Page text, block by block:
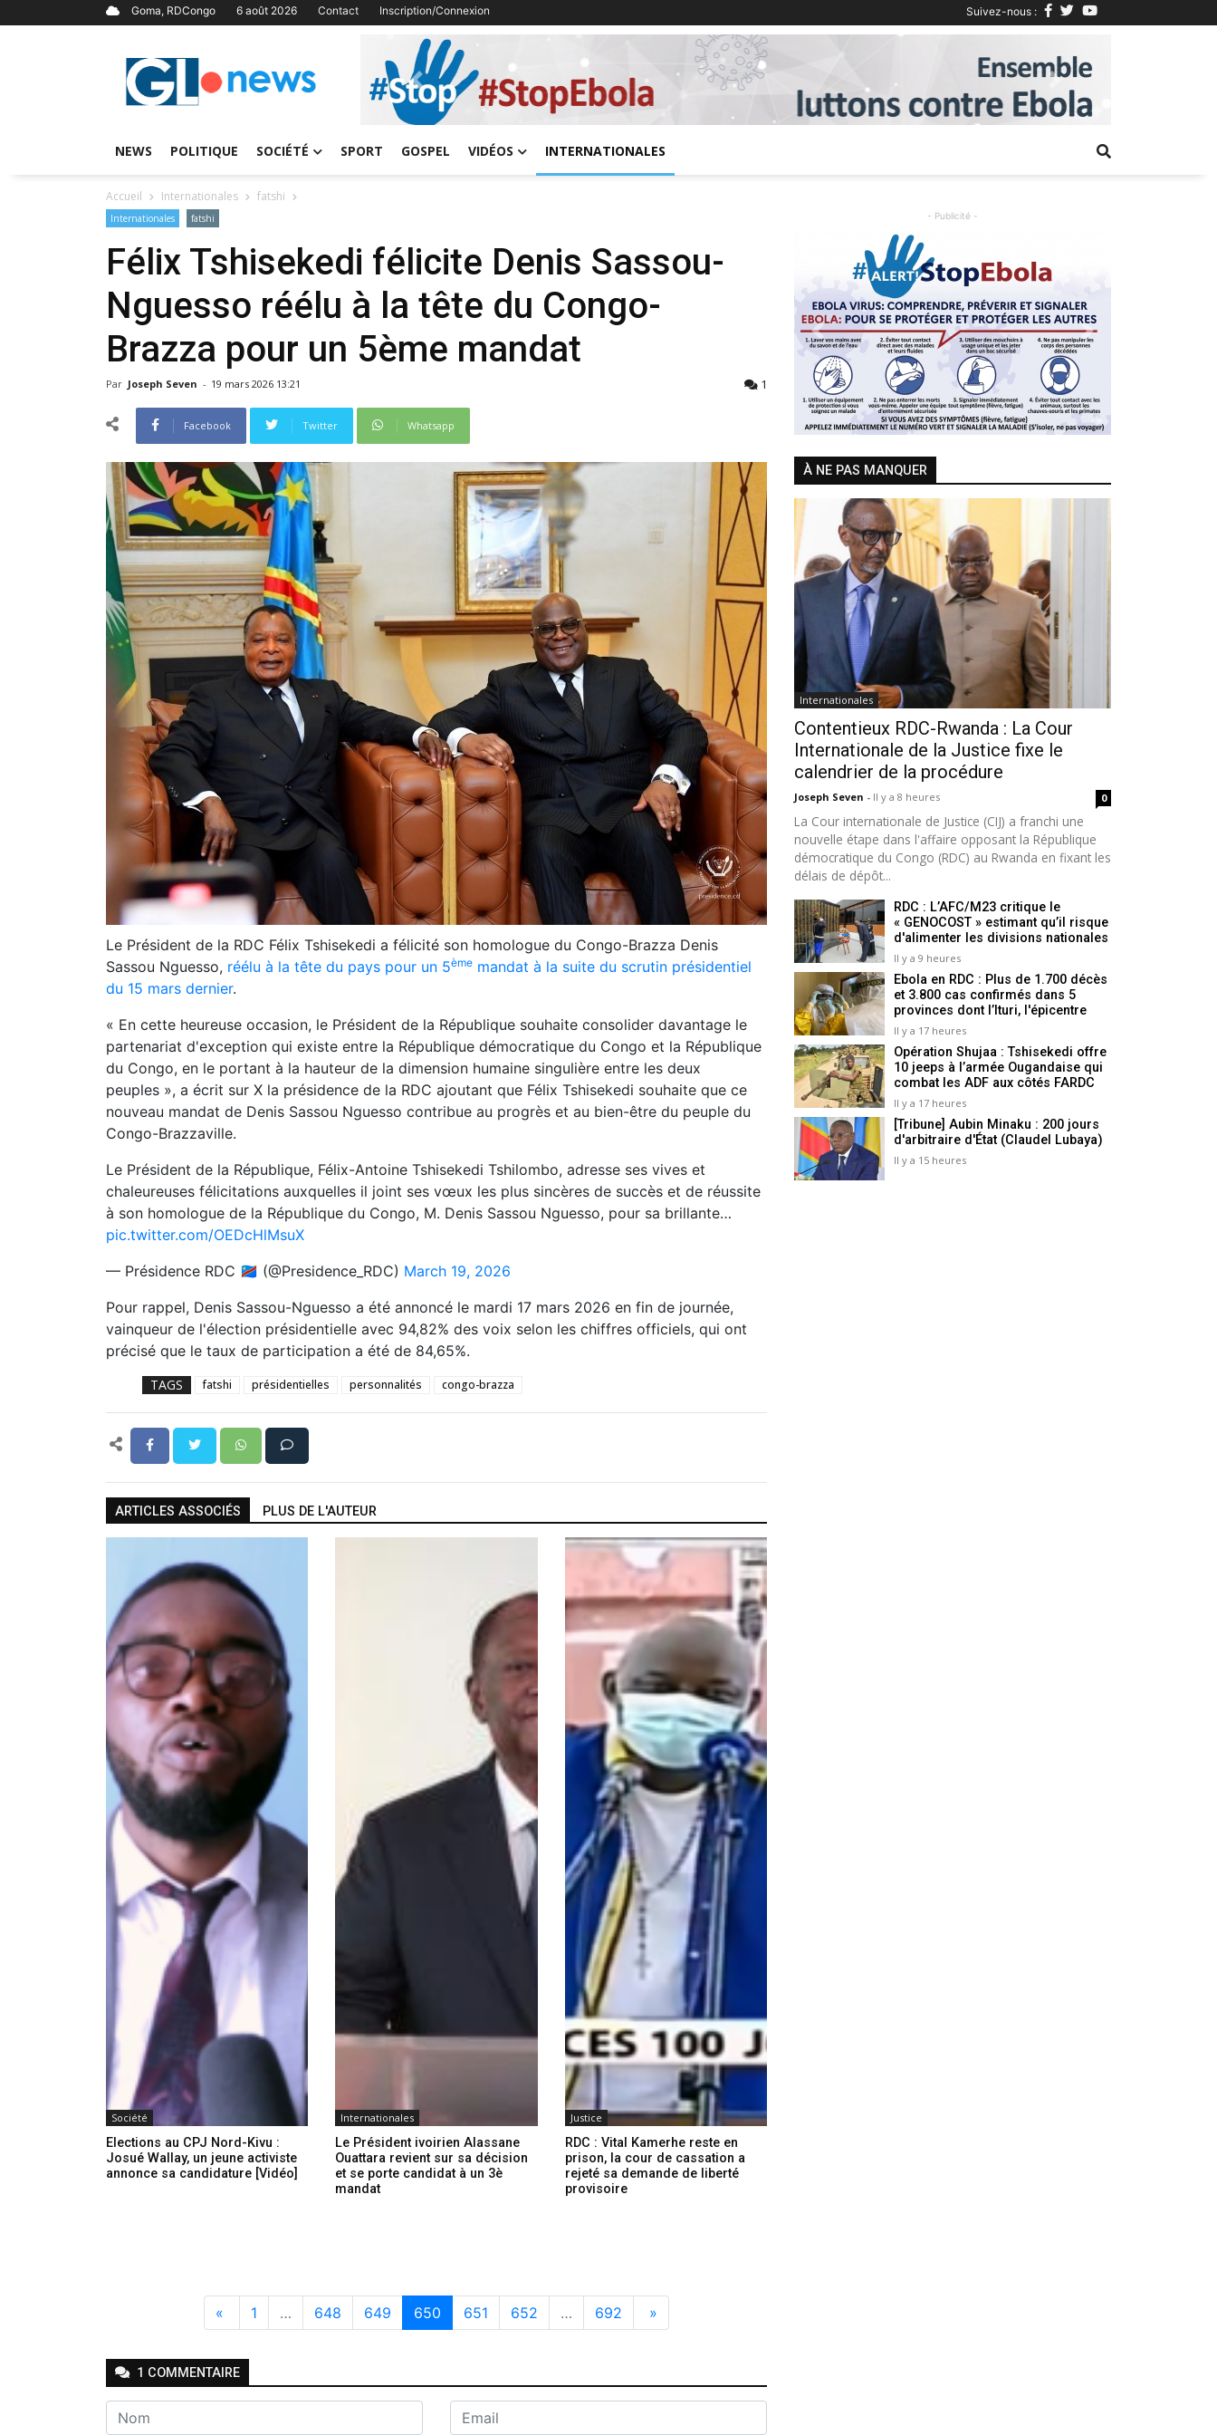
Goma, RDCongo 6 août 2026 Contact Inscription/Connexion Suivez-nous :
Previous Next
NEWS POLITIQUE SOCIÉTÉ SPORT GOSPEL VIDÉOS INTERNATIONALES
Accueil Internationales fatshi
Internationales fatshi
Félix Tshisekedi félicite Denis Sassou-
Nguesso réélu à la tête du Congo-
Brazza pour un 5ème mandat
Par Joseph Seven - 19 mars 2026 13:21 1
Facebook Twitter Whatsapp
Le Président de la RDC Félix Tshisekedi a félicité son homologue du Congo-Brazza Denis
Sassou Nguesso, réélu à la tête du pays pour un 5ème mandat à la suite du scrutin présidentiel
du 15 mars dernier.
« En cette heureuse occasion, le Président de la République souhaite consolider davantage le
partenariat d'exception qui existe entre la République démocratique du Congo et la République
du Congo, en le portant à la hauteur de la dimension humaine singulière entre les deux
peuples », a écrit sur X la présidence de la RDC ajoutant que Félix Tshisekedi souhaite que ce
nouveau mandat de Denis Sassou Nguesso contribue au progrès et au bien-être du peuple du
Congo-Brazzaville.
Le Président de la République, Félix-Antoine Tshisekedi Tshilombo, adresse ses vives et
chaleureuses félicitations auxquelles il joint ses vœux les plus sincères de succès et de réussite
à son homologue de la République du Congo, M. Denis Sassou Nguesso, pour sa brillante…
pic.twitter.com/OEDcHlMsuX
— Présidence RDC 🇨🇩 (@Presidence_RDC) March 19, 2026
Pour rappel, Denis Sassou-Nguesso a été annoncé le mardi 17 mars 2026 en fin de journée,
vainqueur de l'élection présidentielle avec 94,82% des voix selon les chiffres officiels, qui ont
précisé que le taux de participation a été de 84,65%.
TAGS fatshi présidentielles personnalités congo-brazza
ARTICLES ASSOCIÉS PLUS DE L'AUTEUR
Société
Elections au CPJ Nord-Kivu :
Josué Wallay, un jeune activiste
annonce sa candidature [Vidéo]
Internationales
Le Président ivoirien Alassane
Ouattara revient sur sa décision
et se porte candidat à un 3è
mandat
Justice
RDC : Vital Kamerhe reste en
prison, la cour de cassation a
rejeté sa demande de liberté
provisoire
« 1 … 648 649 650 651 652 … 692 »
1 COMMENTAIRE
- Publicité -
Previous Next
À NE PAS MANQUER
Internationales
Contentieux RDC-Rwanda : La Cour
Internationale de la Justice fixe le
calendrier de la procédure
Joseph Seven - Il y a 8 heures 0
La Cour internationale de Justice (CIJ) a franchi une
nouvelle étape dans l'affaire opposant la République
démocratique du Congo (RDC) au Rwanda en fixant les
délais de dépôt...
RDC : L’AFC/M23 critique le
« GENOCOST » estimant qu’il risque
d'alimenter les divisions nationales
Il y a 9 heures
Ebola en RDC : Plus de 1.700 décès
et 3.800 cas confirmés dans 5
provinces dont l’Ituri, l'épicentre
Il y a 17 heures
Opération Shujaa : Tshisekedi offre
10 jeeps à l’armée Ougandaise qui
combat les ADF aux côtés FARDC
Il y a 17 heures
[Tribune] Aubin Minaku : 200 jours
d'arbitraire d'État (Claudel Lubaya)
Il y a 15 heures